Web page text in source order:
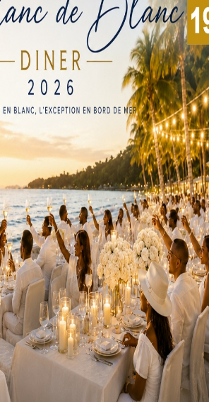
de maintenance et des
adaptés. Selon Idrissou
de maintenance et de fiabilité
d’un programme national de